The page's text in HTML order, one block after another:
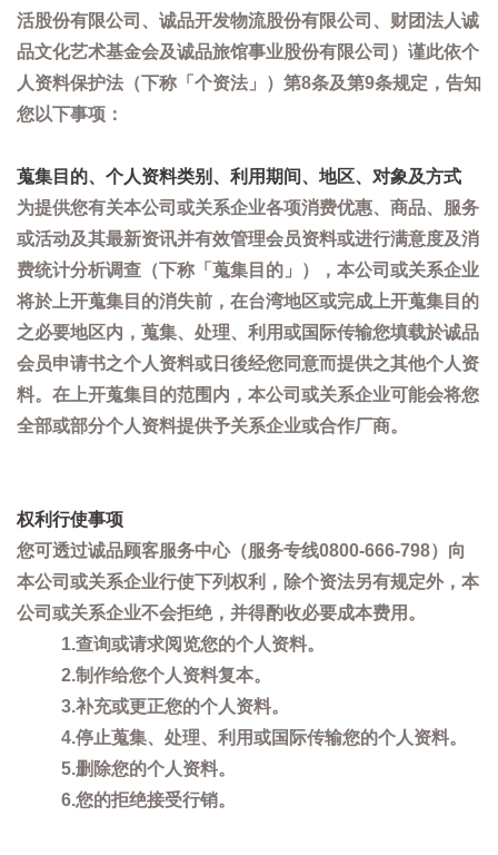
活股份有限公司、诚品开发物流股份有限公司、财团法人诚
品文化艺术基金会及诚品旅馆事业股份有限公司）谨此依个
人资料保护法（下称「个资法」）第8条及第9条规定，告知
您以下事项：
蒐集目的、个人资料类别、利用期间、地区、对象及方式
为提供您有关本公司或关系企业各项消费优惠、商品、服务
或活动及其最新资讯并有效管理会员资料或进行满意度及消
费统计分析调查（下称「蒐集目的」），本公司或关系企业
将於上开蒐集目的消失前，在台湾地区或完成上开蒐集目的
之必要地区内，蒐集、处理、利用或国际传输您填载於诚品
会员申请书之个人资料或日後经您同意而提供之其他个人资
料。在上开蒐集目的范围内，本公司或关系企业可能会将您
全部或部分个人资料提供予关系企业或合作厂商。
权利行使事项
您可透过诚品顾客服务中心（服务专线0800-666-798）向
本公司或关系企业行使下列权利，除个资法另有规定外，本
公司或关系企业不会拒绝，并得酌收必要成本费用。
1.查询或请求阅览您的个人资料。
2.制作给您个人资料复本。
3.补充或更正您的个人资料。
4.停止蒐集、处理、利用或国际传输您的个人资料。
5.删除您的个人资料。
6.您的拒绝接受行销。